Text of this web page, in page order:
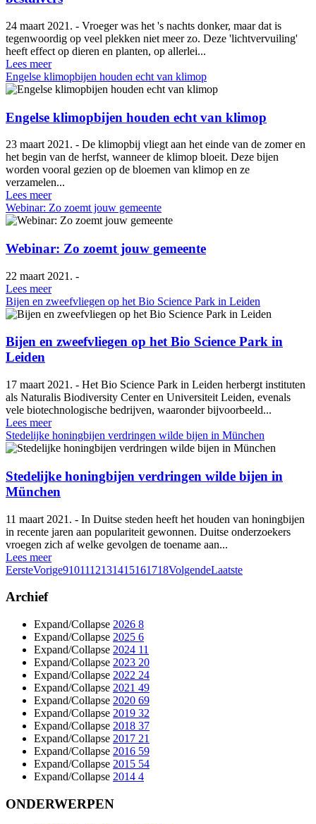
24 maart 2021. - Vroeger was het 's nachts donker, maar dat is
tegenwoordig op veel plekken niet meer zo. Deze 'lichtvervuiling'
heeft effect op dieren en planten, op allerlei...
Lees meer
Engelse klimopbijen houden echt van klimop
Engelse klimopbijen houden echt van klimop
23 maart 2021. - De klimopbij vliegt aan het einde van de zomer en
het begin van de herfst, wanneer de klimop bloeit. Deze bijen
worden vooral gezien op de bloemen van klimop en ze
verzamelen...
Lees meer
Webinar: Zo zoemt jouw gemeente
Webinar: Zo zoemt jouw gemeente
22 maart 2021. -
Lees meer
Bijen en zweefvliegen op het Bio Science Park in Leiden
Bijen en zweefvliegen op het Bio Science Park in
Leiden
17 maart 2021. - Het Bio Science Park in Leiden herbergt instituten
als Naturalis Biodiversity Center en Universiteit Leiden, evenals
vele biotechnologische bedrijven, waaronder bijvoorbeeld...
Lees meer
Stedelijke honingbijen verdringen wilde bijen in München
Stedelijke honingbijen verdringen wilde bijen in
München
11 maart 2021. - In Duitse steden heeft het houden van honingbijen
in recente jaren aan populariteit gewonnen. Duitse onderzoekers
vroegen zich af welke gevolgen de toename aan...
Lees meer
EersteVorige9101112131415161718VolgendeLaatste
Archief
Expand/Collapse 2026 8
Expand/Collapse 2025 6
Expand/Collapse 2024 11
Expand/Collapse 2023 20
Expand/Collapse 2022 24
Expand/Collapse 2021 49
Expand/Collapse 2020 69
Expand/Collapse 2019 32
Expand/Collapse 2018 37
Expand/Collapse 2017 21
Expand/Collapse 2016 59
Expand/Collapse 2015 54
Expand/Collapse 2014 4
ONDERWERPEN